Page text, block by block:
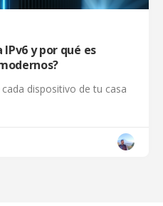
y por qué es
dispositivo de tu casa